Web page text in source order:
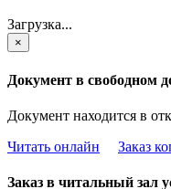
Загрузка...
×
Документ в свободном
Документ находится в
Читать онлайн
Заказ
Заказ в читальный зал